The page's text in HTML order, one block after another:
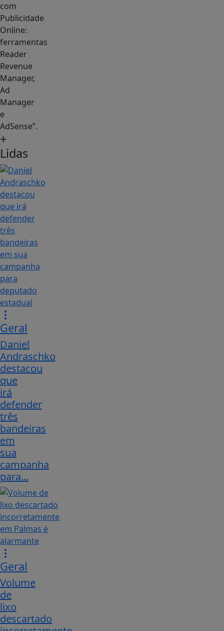
com
Publicidade
Online:
ferramentas
Reader
Revenue
Manager,
Ad
Manager
e
AdSense”.
+
Lidas
Geral
Daniel
Andraschko
destacou
que
irá
defender
três
bandeiras
em
sua
campanha
para...
Geral
Volume
de
lixo
descartado